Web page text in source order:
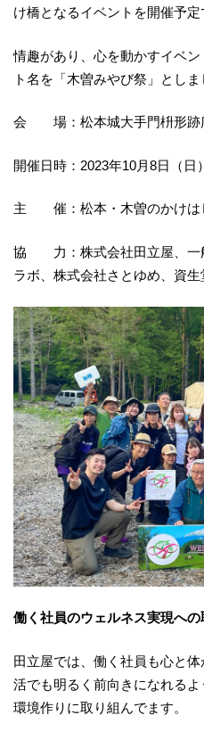
け橋となるイベントを開催予定
情趣があり、心を動かすイベ
ト名を「木曽みやび祭」としま
会 場：松本城大手門枡形跡
開催日時：2023年10月8日（日
主 催：松本・木曽のかけは
協 力：株式会社田立屋、一
ラボ、株式会社さとゆめ、資
働く社員のウェルネス実現への
田立屋では、働く社員も心と
活でも明るく前向きになれる
環境作りに取り組んでます。